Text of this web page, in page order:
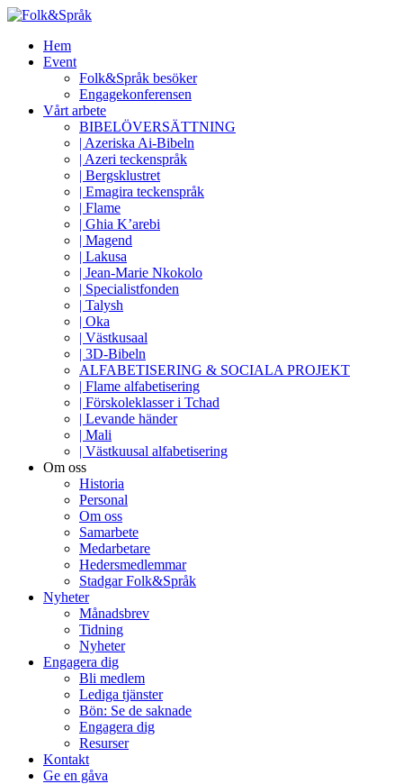
Hem
Event
Folk&Språk besöker
Engagekonferensen
Vårt arbete
BIBELÖVERSÄTTNING
| Azeriska Ai-Bibeln
| Azeri teckenspråk
| Bergsklustret
| Emagira teckenspråk
| Flame
| Ghia K’arebi
| Magend
| Lakusa
| Jean-Marie Nkokolo
| Specialistfonden
| Talysh
| Oka
| Västkusaal
| 3D-Bibeln
ALFABETISERING & SOCIALA PROJEKT
| Flame alfabetisering
| Förskoleklasser i Tchad
| Levande händer
| Mali
| Västkuusal alfabetisering
Om oss
Historia
Personal
Om oss
Samarbete
Medarbetare
Hedersmedlemmar
Stadgar Folk&Språk
Nyheter
Månadsbrev
Tidning
Nyheter
Engagera dig
Bli medlem
Lediga tjänster
Bön: Se de saknade
Engagera dig
Resurser
Kontakt
Ge en gåva